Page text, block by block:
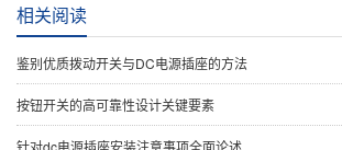
相关阅读
鉴别优质拨动开关与DC电源插座的方法
按钮开关的高可靠性设计关键要素
针对dc电源插座安装注意事项全面论述